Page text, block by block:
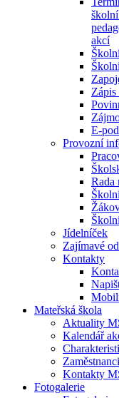
akcí
E-
Provozní
Rada
Jídelníček
Zajímavé
Kontakty
Mateřská škola
Aktuality
Kalendář
Kontakty
Fotogalerie